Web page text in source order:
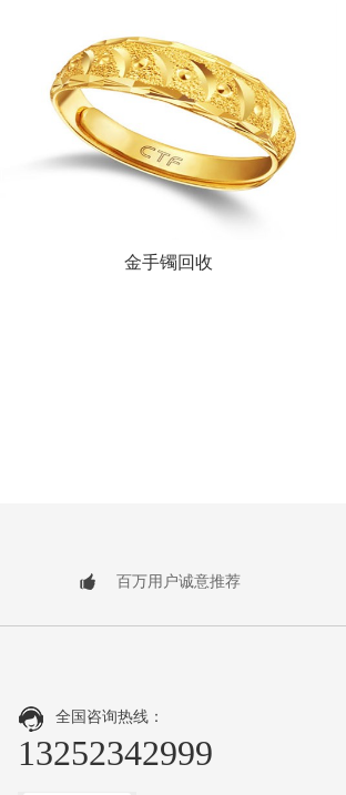
金手镯回收
百万用户诚意推荐
全国咨询热线：
13252342999